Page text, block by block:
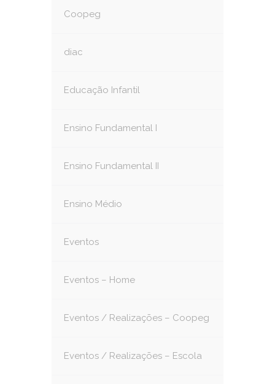
Coopeg
diac
Educação Infantil
Ensino Fundamental I
Ensino Fundamental II
Ensino Médio
Eventos
Eventos – Home
Eventos / Realizações – Coopeg
Eventos / Realizações – Escola